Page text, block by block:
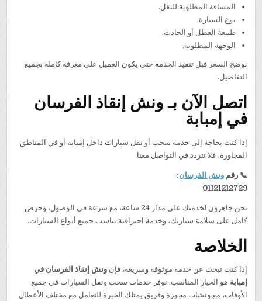
المسافة المطلوبة للنقل.
نوع السيارة.
طبيعة العطل أو الحادث.
الوجهة المطلوبة.
نوضح السعر قبل تنفيذ الخدمة حتى يكون العميل على معرفة كاملة بجميع
التفاصيل.
اتصل الآن بـ ونش إنقاذ الفرسان
في إمبابة
إذا كنت بحاجة إلى خدمة سحب أو نقل سيارات داخل إمبابة أو في المناطق
المجاورة، فلا تتردد في التواصل معنا.
📞 رقمونش الفرسان:
01121212729
نحن جاهزون لخدمتك على مدار 24 ساعة، مع سرعة في الوصول، وحرص
كامل على سلامة سيارتك، وخدمة احترافية تناسب جميع أنواع السيارات.
الخلاصة
إذا كنت تبحث عن خدمة موثوقة وسريعة، فإنونش إنقاذ الفرسان في
إمبابة هو الخيار المناسب. نوفر خدمات سحب ونقل السيارات في جميع
الأوقات، مع ونشات مجهزة وفريق يمتلك الخبرة للتعامل مع مختلف الأعطال